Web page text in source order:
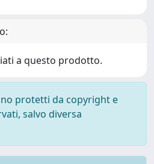
a questo prodotto.
protetti da copyright e
salvo diversa